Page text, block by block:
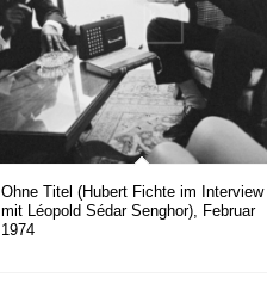
Ohne Titel (Hubert Fichte im Interview
mit Léopold Sédar Senghor), Februar
1974